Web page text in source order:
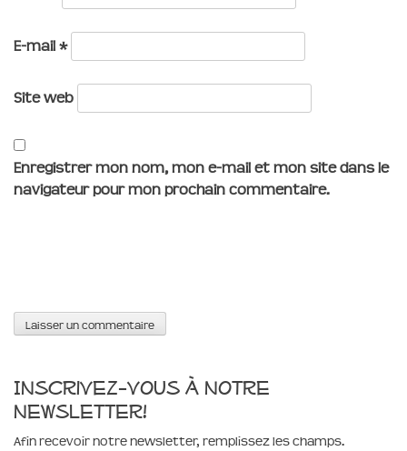
E-mail *
Site web
Enregistrer mon nom, mon e-mail et mon site dans le
navigateur pour mon prochain commentaire.
Inscrivez-vous à notre
newsletter!
Afin recevoir notre newsletter, remplissez les champs.